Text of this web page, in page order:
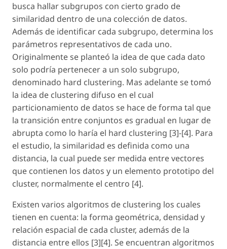
busca hallar subgrupos con cierto grado de
similaridad dentro de una colección de datos.
Además de identificar cada subgrupo, determina los
parámetros representativos de cada uno.
Originalmente se planteó la idea de que cada dato
solo podría pertenecer a un solo subgrupo,
denominado hard clustering. Mas adelante se tomó
la idea de clustering difuso en el cual
particionamiento de datos se hace de forma tal que
la transición entre conjuntos es gradual en lugar de
abrupta como lo haría el hard clustering [3]-[4]. Para
el estudio, la similaridad es definida como una
distancia, la cual puede ser medida entre vectores
que contienen los datos y un elemento prototipo del
cluster, normalmente el centro [4].
Existen varios algoritmos de clustering los cuales
tienen en cuenta: la forma geométrica, densidad y
relación espacial de cada cluster, además de la
distancia entre ellos [3][4]. Se encuentran algoritmos